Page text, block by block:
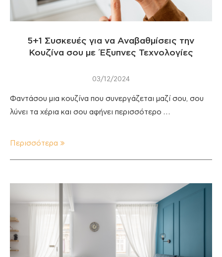
5+1 Συσκευές για να Αναβαθμίσεις την
Κουζίνα σου με Έξυπνες Τεχνολογίες
03/12/2024
Φαντάσου μια κουζίνα που συνεργάζεται μαζί σου, σου
λύνει τα χέρια και σου αφήνει περισσότερο …
Περισσότερα